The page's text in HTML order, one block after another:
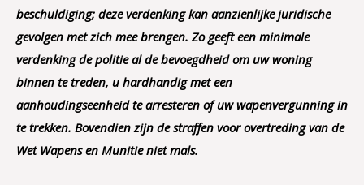
beschuldiging; deze verdenking kan aanzienlijke juridische
gevolgen met zich mee brengen. Zo geeft een minimale
verdenking de politie al de bevoegdheid om uw woning
binnen te treden, u hardhandig met een
aanhoudingseenheid te arresteren of uw wapenvergunning in
te trekken. Bovendien zijn de straffen voor overtreding van de
Wet Wapens en Munitie niet mals.